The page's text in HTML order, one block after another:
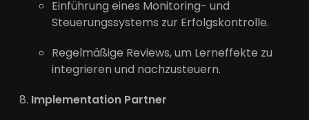
Einführung eines Monitoring- und
Steuerungssystems zur Erfolgskontrolle.
Regelmäßige Reviews, um Lerneffekte zu
integrieren und nachzusteuern.
Implementation Partner